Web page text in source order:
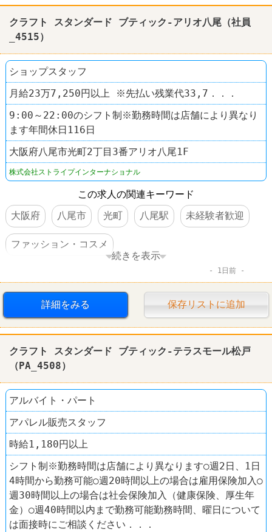
クラフト スタンダード ブティック-アリオ八尾（社員
_4515）
ショップスタッフ
月給23万7,250円以上 ※先払い残業代33,7．．．
9:00～22:00のシフト制※勤務時間は店舗により異なり
ます年間休日116日
大阪府八尾市光町2丁目3番アリオ八尾1F
株式会社ストライプインターナショナル
この求人の関連キーワード
大阪府
八尾市 光町 八尾駅 未経験者歓迎
ファッション・コスメ
続きを表示
1日前
詳細をみる 保存リストに追加
クラフト スタンダード ブティック-テラスモール松戸
（PA_4508）
アルバイト・パート
アパレル販売スタッフ
時給1,180円以上
シフト制※勤務時間は店舗により異なります○週2日、1日
4時間から勤務可能○週20時間以上の場合は雇用保険加入○
週30時間以上の場合は社会保険加入（健康保険、厚生年
金）○週40時間以内まで勤務可能勤務時間、曜日について
は面接時にご相談ください．．．